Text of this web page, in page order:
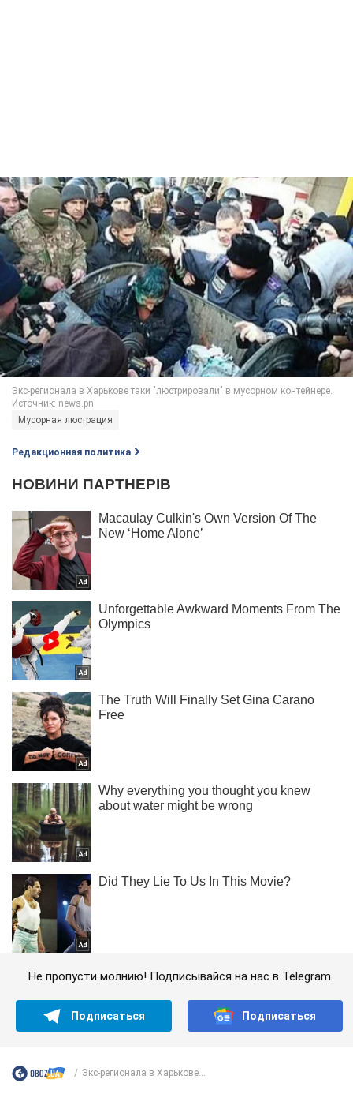
Мусорная люстрация
Редакционная политика
Не пропусти молнию! Подписывайся на нас в Telegram
Подписаться Подписаться
Экс-регионала в Харькове...